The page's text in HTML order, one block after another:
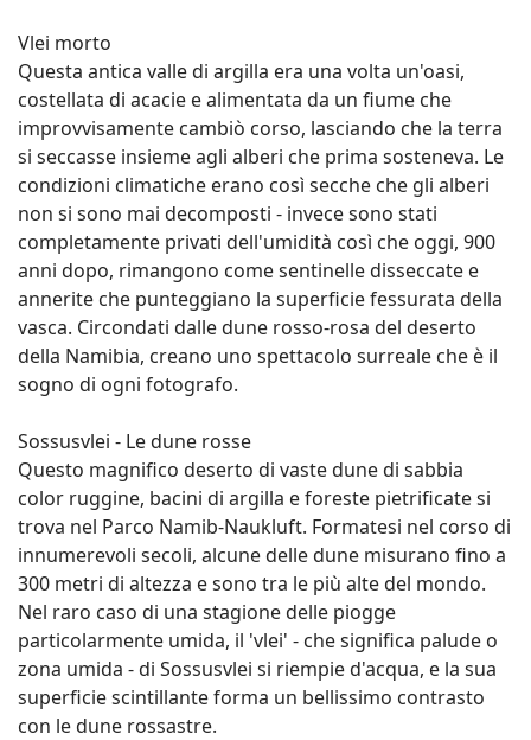
Vlei morto
Questa antica valle di argilla era una volta un'oasi,
costellata di acacie e alimentata da un fiume che
improvvisamente cambiò corso, lasciando che la terra
si seccasse insieme agli alberi che prima sosteneva. Le
condizioni climatiche erano così secche che gli alberi
non si sono mai decomposti - invece sono stati
completamente privati dell'umidità così che oggi, 900
anni dopo, rimangono come sentinelle disseccate e
annerite che punteggiano la superficie fessurata della
vasca. Circondati dalle dune rosso-rosa del deserto
della Namibia, creano uno spettacolo surreale che è il
sogno di ogni fotografo.
Sossusvlei - Le dune rosse
Questo magnifico deserto di vaste dune di sabbia
color ruggine, bacini di argilla e foreste pietrificate si
trova nel Parco Namib-Naukluft. Formatesi nel corso di
innumerevoli secoli, alcune delle dune misurano fino a
300 metri di altezza e sono tra le più alte del mondo.
Nel raro caso di una stagione delle piogge
particolarmente umida, il 'vlei' - che significa palude o
zona umida - di Sossusvlei si riempie d'acqua, e la sua
superficie scintillante forma un bellissimo contrasto
con le dune rossastre.